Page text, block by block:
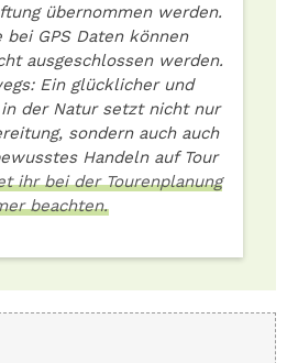
übernommen werden.
bei GPS Daten können
ausgeschlossen werden.
Ein glücklicher und
der Natur setzt nicht nur
sondern auch auch
Handeln auf Tour
ihr bei der Tourenplanung
beachten.